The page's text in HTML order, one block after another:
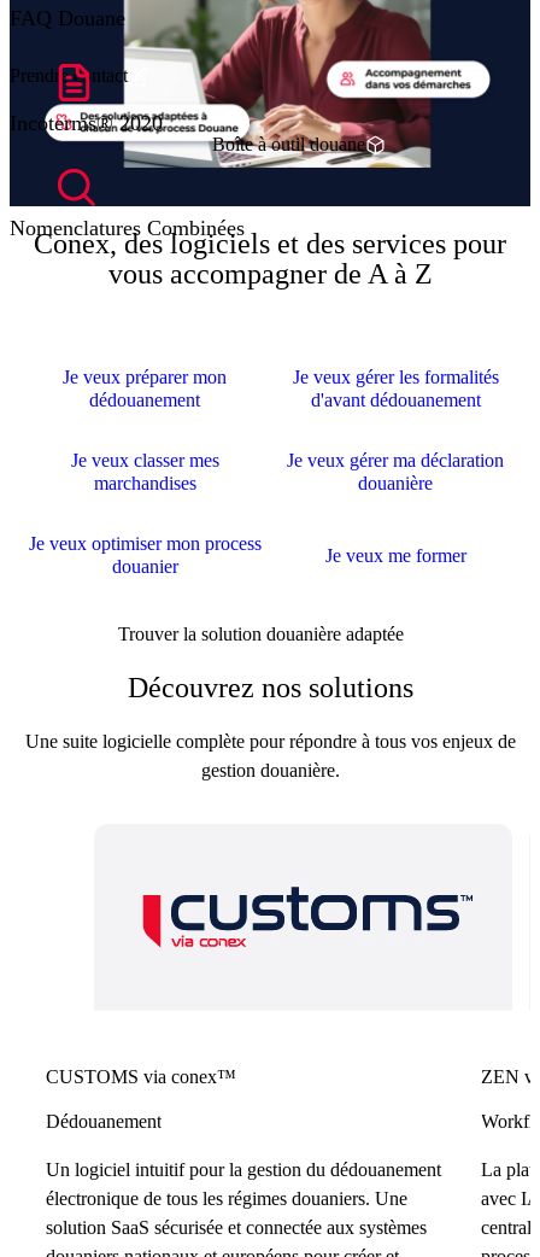
Prendre contact
Boîte à outil douane
Conex, des logiciels et des services pour
vous accompagner de A à Z
Je veux préparer mon
dédouanement
Je veux gérer les formalités
d'avant dédouanement
Je veux classer mes
marchandises
Je veux gérer ma déclaration
douanière
Je veux optimiser mon process
douanier
Je veux me former
Trouver la solution douanière adaptée
Découvrez nos solutions
Une suite logicielle complète pour répondre à tous vos enjeux de
gestion douanière.
CUSTOMS via conex™
Dédouanement
Un logiciel intuitif pour la gestion du dédouanement
électronique de tous les régimes douaniers. Une
solution SaaS sécurisée et connectée aux systèmes
ZEN
La
avec
FAQ Douane
Incoterms® 2020
Nomenclatures Combinées